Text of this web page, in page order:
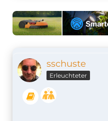
sschuste
Erleuchteter